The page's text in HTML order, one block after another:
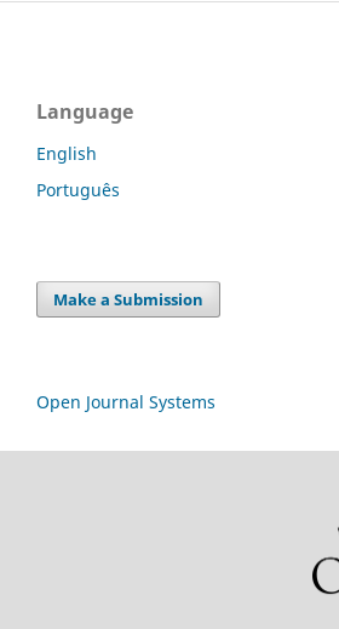
Language
English
Português
Make a Submission
Open Journal Systems